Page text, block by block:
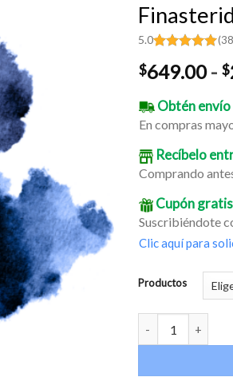
5.0
con5.00
base a
valoraciones
de clientes
$649.00 - $
Obtén envío
En compras
Recíbelo
Comprando
Cupón gratis
Suscribiéndote
Clic aquí para
Productos